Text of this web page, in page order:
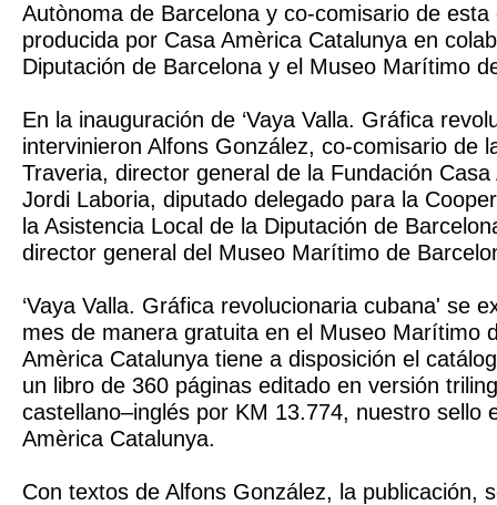
Autònoma de Barcelona y co-comisario de esta
producida por Casa Amèrica Catalunya en
Diputación de Barcelona y el Museo Marítimo
En la inauguración de ‘Vaya Valla. Gráfica
intervinieron Alfons González, co-comisario de
Traveria, director general de la Fundación
Jordi Laboria, diputado delegado para la
la Asistencia Local de la Diputación de
director general del Museo Marítimo de
‘Vaya Valla. Gráfica revolucionaria cubana' se
mes de manera gratuita en el Museo Marítimo
Amèrica Catalunya tiene a disposición el
un libro de 360 páginas editado en versión
castellano–inglés por KM 13.774, nuestro sello
Amèrica Catalunya.
Con textos de Alfons González, la publicación,